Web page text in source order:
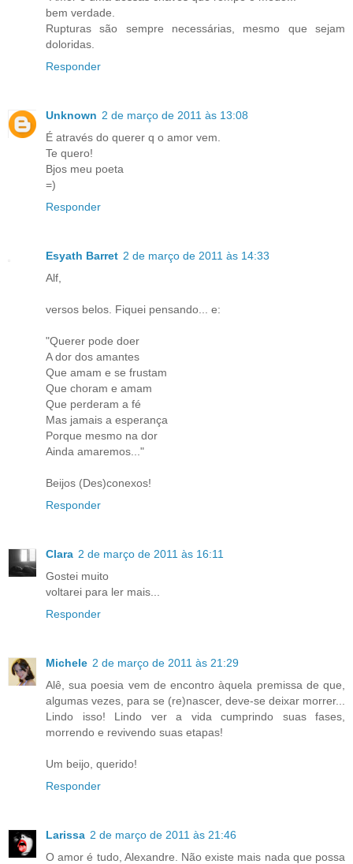
bem verdade.
Rupturas são sempre necessárias, mesmo que sejam
doloridas.
Responder
Unknown 2 de março de 2011 às 13:08
É através do querer q o amor vem.
Te quero!
Bjos meu poeta
=)
Responder
Esyath Barret 2 de março de 2011 às 14:33
Alf,
versos belos. Fiquei pensando... e:
"Querer pode doer
A dor dos amantes
Que amam e se frustam
Que choram e amam
Que perderam a fé
Mas jamais a esperança
Porque mesmo na dor
Ainda amaremos..."
Beijos (Des)conexos!
Responder
Clara 2 de março de 2011 às 16:11
Gostei muito
voltarei para ler mais...
Responder
Michele 2 de março de 2011 às 21:29
Alê, sua poesia vem de encontro àquela premissa de que,
algumas vezes, para se (re)nascer, deve-se deixar morrer...
Lindo isso! Lindo ver a vida cumprindo suas fases,
morrendo e revivendo suas etapas!
Um beijo, querido!
Responder
Larissa 2 de março de 2011 às 21:46
O amor é tudo, Alexandre. Não existe mais nada que possa